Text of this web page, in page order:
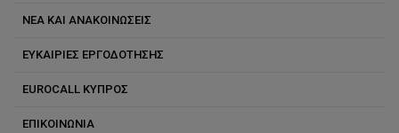
ΝΕΑ ΚΑΙ ΑΝΑΚΟΙΝΩΣΕΙΣ
ΕΥΚΑΙΡΙΕΣ ΕΡΓΟΔΟΤΗΣΗΣ
EUROCALL ΚΥΠΡΟΣ
ΕΠΙΚΟΙΝΩΝΙΑ